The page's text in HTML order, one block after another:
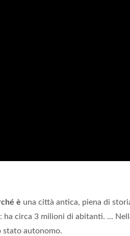
è una città antica, piena di
ha circa 3 milioni di abitanti. ...
stato autonomo.